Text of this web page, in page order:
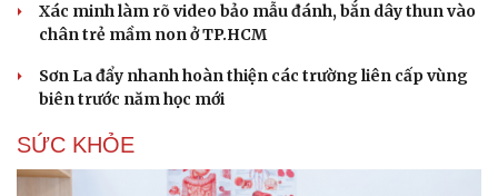
Xác minh làm rõ video bảo mẫu đánh, bắn dây thun vào
chân trẻ mầm non ở TP.HCM
Sơn La đẩy nhanh hoàn thiện các trường liên cấp vùng
biên trước năm học mới
SỨC KHỎE